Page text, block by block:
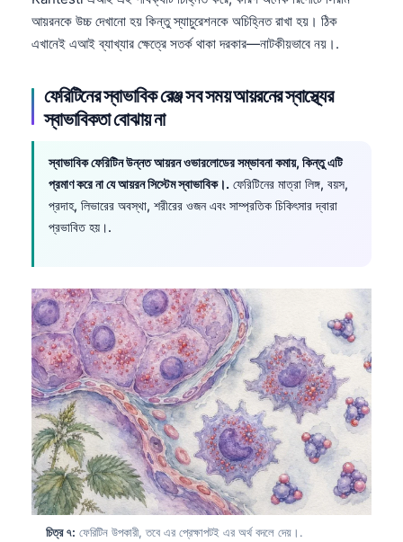
আয়রনকে উচ্চ দেখানো হয় কিন্তু স্যাচুরেশনকে অচিহ্নিত রাখা হয়। ঠিক
এখানেই এআই ব্যাখ্যার ক্ষেত্রে সতর্ক থাকা দরকার—নাটকীয়ভাবে নয়।.
ফেরিটিনের স্বাভাবিক রেঞ্জ সব সময় আয়রনের স্বাস্থ্যের
স্বাভাবিকতা বোঝায় না
স্বাভাবিক ফেরিটিন উন্নত আয়রন ওভারলোডের সম্ভাবনা কমায়, কিন্তু এটি
প্রমাণ করে না যে আয়রন সিস্টেম স্বাভাবিক।. ফেরিটিনের মাত্রা লিঙ্গ, বয়স,
প্রদাহ, লিভারের অবস্থা, শরীরের ওজন এবং সাম্প্রতিক চিকিৎসার দ্বারা
প্রভাবিত হয়।.
চিত্র ৭: ফেরিটিন উপকারী, তবে এর প্রেক্ষাপটই এর অর্থ বদলে দেয়।.